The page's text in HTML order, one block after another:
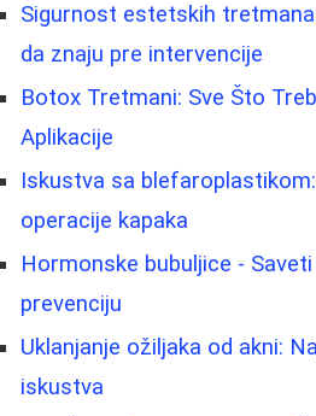
Sigurnost estetskih
da znaju pre intervencije
Botox Tretmani: Sve Što
Aplikacije
Iskustva sa
operacije kapaka
Hormonske bubuljice -
prevenciju
Uklanjanje ožiljaka od akni:
iskustva